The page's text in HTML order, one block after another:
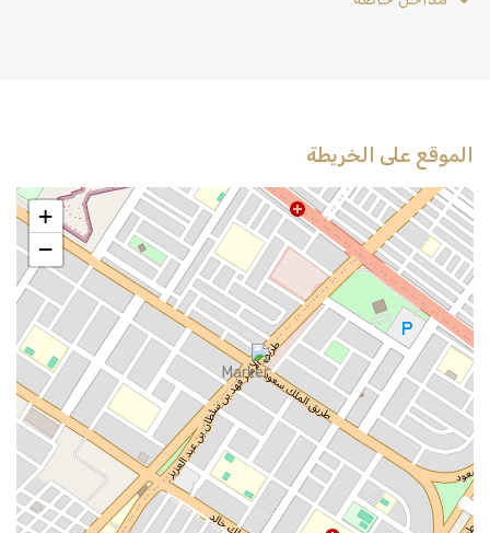
الموقع على الخريطة
+
−